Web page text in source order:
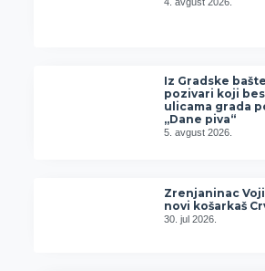
Iz Gradske
pozivari koji
ulicama grada
„Dane piva“
5. avgust 2026.
Zrenjaninac
novi košarkaš
30. jul 2026.